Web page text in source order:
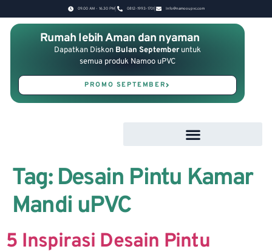
09.00 AM - 16.30 PM 0812-1993-1701 Info@namooupvc.com
Rumah lebih Aman dan nyaman
Dapatkan Diskon Bulan September untuk
semua produk Namoo uPVC
PROMO SEPTEMBER
Tag: Desain Pintu Kamar
Mandi uPVC
5 Inspirasi Desain Pintu